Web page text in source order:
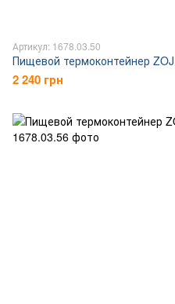
Артикул: 1678.03.50
Пищевой термоконтейнер
2 240 грн